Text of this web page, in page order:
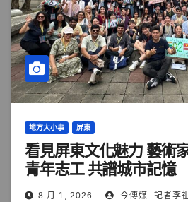
地方大小事 屏東
看見屏東文化魅力 藝術
青年志工 共譜城市記憶
8 月 1, 2026 今傳媒- 記者李